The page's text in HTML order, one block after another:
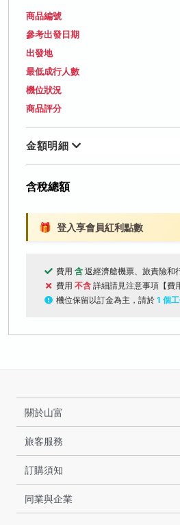
商品編號
參考出發日期
出發地
最低成行人數
機位狀況
商品評分
金額明細
含稅總額
🎁 登入享會員紅利點數
費用 含 返經濟艙機票、旅責險和
費用 不含 詳細請見注意事項【費
機位保留以訂金為主，請於 1 個
關於山富
旅客服務
訂購須知
同業與企業